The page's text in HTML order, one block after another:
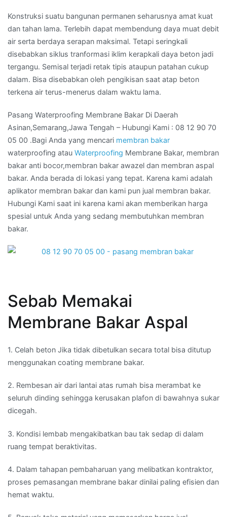
Konstruksi suatu bangunan permanen seharusnya amat kuat
dan tahan lama. Terlebih dapat membendung daya muat debit
air serta berdaya serapan maksimal. Tetapi seringkali
disebabkan siklus tranformasi iklim kerapkali daya beton jadi
tergangu. Semisal terjadi retak tipis ataupun patahan cukup
dalam. Bisa disebabkan oleh pengikisan saat atap beton
terkena air terus-menerus dalam waktu lama.
Pasang Waterproofing Membrane Bakar Di Daerah
Asinan,Semarang,Jawa Tengah – Hubungi Kami : 08 12 90 70
05 00 .Bagi Anda yang mencari membran bakar
waterproofing atau Waterproofing Membrane Bakar, membran
bakar anti bocor,membran bakar awazel dan membran aspal
bakar. Anda berada di lokasi yang tepat. Karena kami adalah
aplikator membran bakar dan kami pun jual membran bakar.
Hubungi Kami saat ini karena kami akan memberikan harga
spesial untuk Anda yang sedang membutuhkan membran
bakar.
Sebab Memakai
Membrane Bakar Aspal
1. Celah beton Jika tidak dibetulkan secara total bisa ditutup
menggunakan coating membrane bakar.
2. Rembesan air dari lantai atas rumah bisa merambat ke
seluruh dinding sehingga kerusakan plafon di bawahnya sukar
dicegah.
3. Kondisi lembab mengakibatkan bau tak sedap di dalam
ruang tempat beraktivitas.
4. Dalam tahapan pembaharuan yang melibatkan kontraktor,
proses pemasangan membrane bakar dinilai paling efisien dan
hemat waktu.